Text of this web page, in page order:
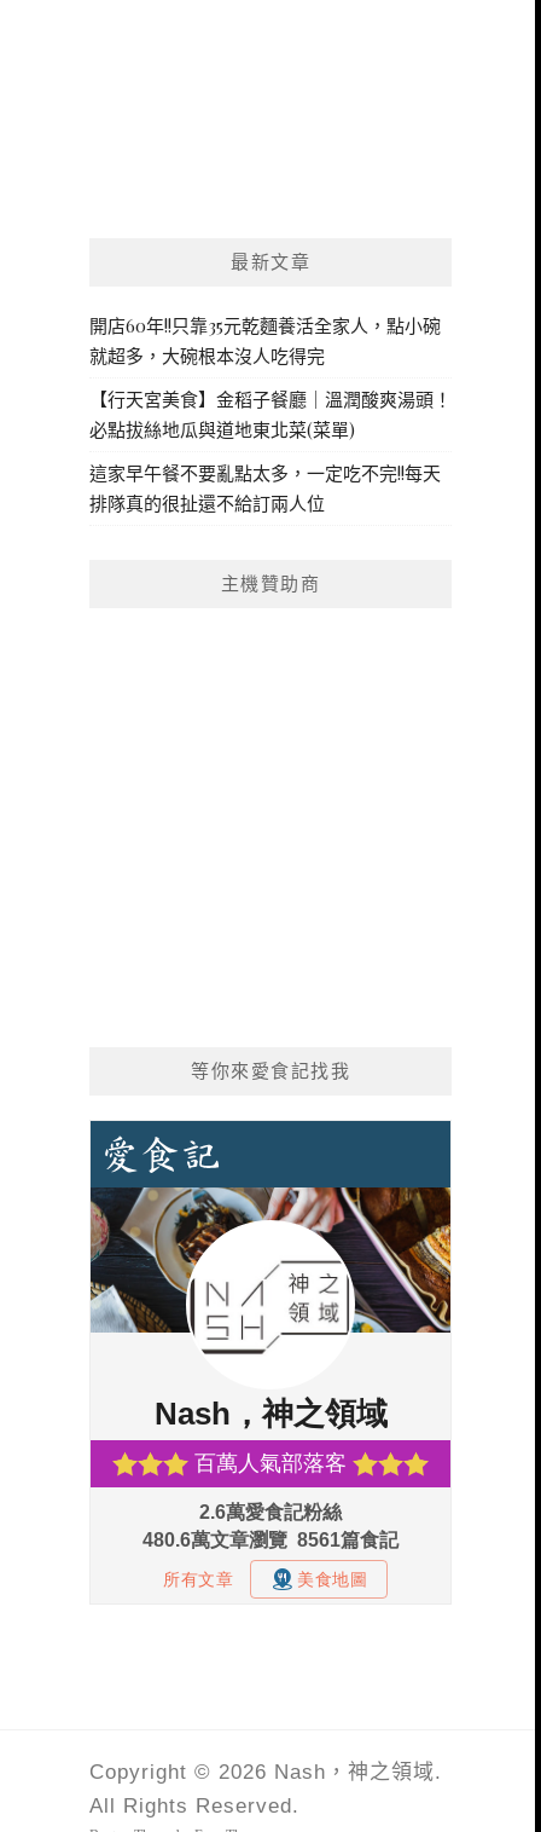
最新文章
開店60年!!只靠35元乾麵養活全家人，點小碗
就超多，大碗根本沒人吃得完
【行天宮美食】金稻子餐廳｜溫潤酸爽湯頭！
必點拔絲地瓜與道地東北菜(菜單)
這家早午餐不要亂點太多，一定吃不完!!每天
排隊真的很扯還不給訂兩人位
主機贊助商
等你來愛食記找我
Copyright © 2026 Nash，神之領域.
All Rights Reserved.